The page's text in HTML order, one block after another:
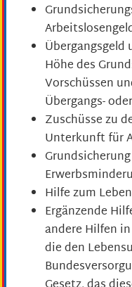
Höhe des
Vorschüssen
Übergangs-
Zuschüsse zu
Unterkunft für
Hilfe zum
Ergänzende
andere Hilfen
die den